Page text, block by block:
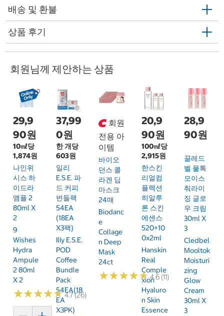
배송 및 환불
상품 후기
회원님께 제안하는 상품
29,9
90원
10㎖당
1,874원
나인위
시스 하
이드라
앰플 2
80ml X
2
9
Wishes
Hydra
Ampule
2 80ml
X 2
★★★★★
★★★★★4.7 (26)
37,99
0원
한 개당
603원
일리
E.S.E. 파
드 커피
번들팩
54EA
(18EA
X3팩)
Illy E.S.E.
POD
Coffee
Bundle
Pack
54EA(18
EA
X3PK)
회원
전용 아
이템
바이오
던스 콜
라겐 딥
마스크
24매
Biodanc
E
Collage
N Deep
Mask
24ct
★★★★★
★★★★★4.6 (11)
20,9
90원
100㎖당
2,915원
한스킨
리얼컴
플렉션
히알루
론 스킨
에센스
520+10
0x2ml
Hanskin
Real
Comple
Xion
Hyaluro
N Skin
Essence
28,9
90원
끌레드
벨 물톡
모이스
춰라이
징 글로
우 크림
30ml X
3
Cledbel
Mooltok
Moisturi
Zing
Glow
Cream
30ml X
3